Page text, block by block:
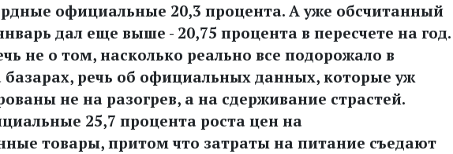
официальные 20,3 процента. А уже обсчитанный
дал еще выше - 20,75 процента в пересчете на год.
не о том, насколько реально все подорожало в
базарах, речь об официальных данных, которые уж
не на разогрев, а на сдерживание страстей.
25,7 процента роста цен на
товары, притом что затраты на питание съедают